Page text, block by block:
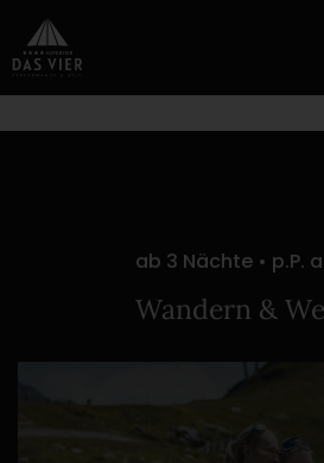
ab 3 Nächte • p.P.
Wandern &